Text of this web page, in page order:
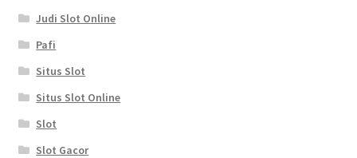
Judi Slot Online
Pafi
Situs Slot
Situs Slot Online
Slot
Slot Gacor